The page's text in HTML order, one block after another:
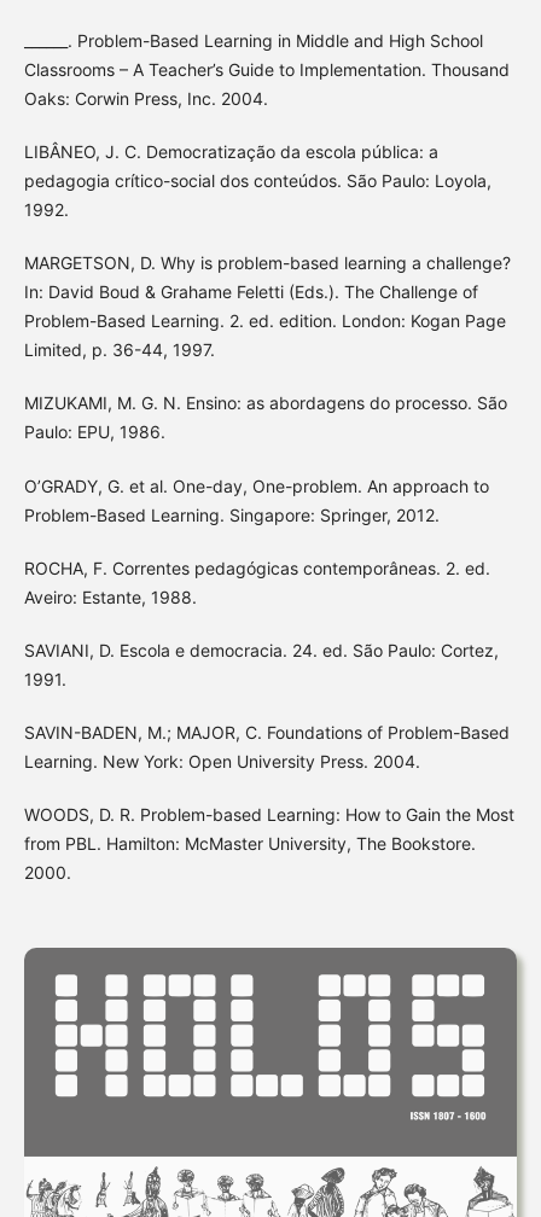
______. Problem-Based Learning in Middle and High School
Classrooms – A Teacher’s Guide to Implementation. Thousand
Oaks: Corwin Press, Inc. 2004.
LIBÂNEO, J. C. Democratização da escola pública: a
pedagogia crítico-social dos conteúdos. São Paulo: Loyola,
1992.
MARGETSON, D. Why is problem-based learning a challenge?
In: David Boud & Grahame Feletti (Eds.). The Challenge of
Problem-Based Learning. 2. ed. edition. London: Kogan Page
Limited, p. 36-44, 1997.
MIZUKAMI, M. G. N. Ensino: as abordagens do processo. São
Paulo: EPU, 1986.
O’GRADY, G. et al. One-day, One-problem. An approach to
Problem-Based Learning. Singapore: Springer, 2012.
ROCHA, F. Correntes pedagógicas contemporâneas. 2. ed.
Aveiro: Estante, 1988.
SAVIANI, D. Escola e democracia. 24. ed. São Paulo: Cortez,
1991.
SAVIN-BADEN, M.; MAJOR, C. Foundations of Problem-Based
Learning. New York: Open University Press. 2004.
WOODS, D. R. Problem-based Learning: How to Gain the Most
from PBL. Hamilton: McMaster University, The Bookstore.
2000.